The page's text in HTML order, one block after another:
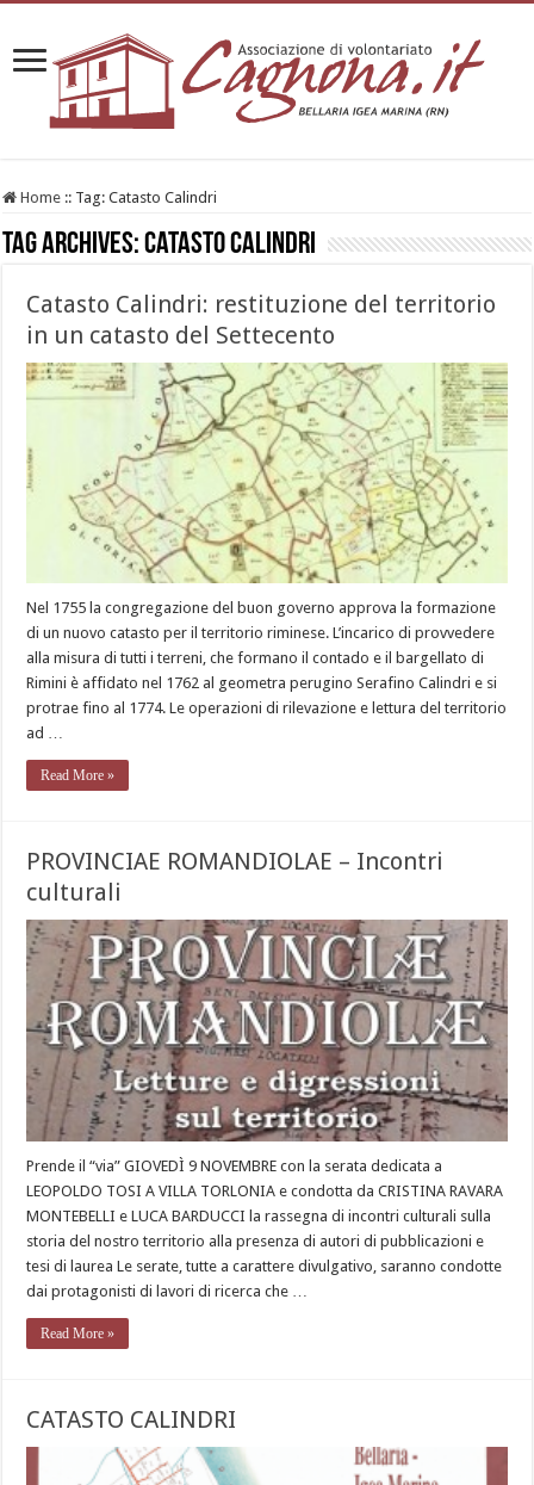
Home :: Tag:Catasto Calindri
Tag Archives:Catasto Calindri
Catasto Calindri: restituzione del territorio
in un catasto del Settecento
Nel 1755 la congregazione del buon governo approva la formazione
di un nuovo catasto per il territorio riminese. L’incarico di provvedere
alla misura di tutti i terreni, che formano il contado e il bargellato di
Rimini è affidato nel 1762 al geometra perugino Serafino Calindri e si
protrae fino al 1774. Le operazioni di rilevazione e lettura del territorio
ad …
Read More »
PROVINCIAE ROMANDIOLAE – Incontri
culturali
Prende il “via” GIOVEDÌ 9 NOVEMBRE con la serata dedicata a
LEOPOLDO TOSI A VILLA TORLONIA e condotta da CRISTINA RAVARA
MONTEBELLI e LUCA BARDUCCI la rassegna di incontri culturali sulla
storia del nostro territorio alla presenza di autori di pubblicazioni e
tesi di laurea Le serate, tutte a carattere divulgativo, saranno condotte
dai protagonisti di lavori di ricerca che …
Read More »
CATASTO CALINDRI